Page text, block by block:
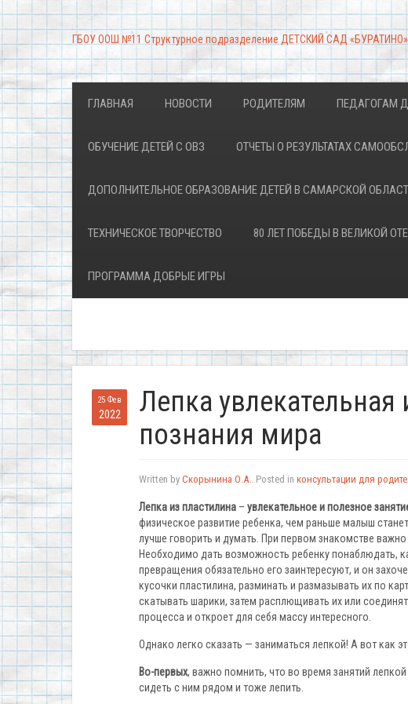
ГБОУ ООШ №11 Структурное подразделение ДЕТСКИЙ САД «БУРАТИНО»
ГЛАВНАЯ НОВОСТИ РОДИТЕЛЯМ ПЕДАГОГАМ
ОБУЧЕНИЕ ДЕТЕЙ С ОВЗ ОТЧЕТЫ О РЕЗУЛЬТАТАХ
ДОПОЛНИТЕЛЬНОЕ ОБРАЗОВАНИЕ ДЕТЕЙ В САМАРСКОЙ
ТЕХНИЧЕСКОЕ ТВОРЧЕСТВО 80 ЛЕТ ПОБЕДЫ В ВЕЛИКОЙ
ПРОГРАММА ДОБРЫЕ ИГРЫ
25 Фев
2022
Лепка увлекательная
познания мира
Written by Скорынина О.А.. Posted in консультации для
Лепка из пластилина – увлекательное и полезное
физическое развитие ребенка, чем раньше малыш
лучше говорить и думать. При первом знакомстве
Необходимо дать возможность ребенку понаблюдать,
превращения обязательно его заинтересуют, и он
кусочки пластилина, разминать и размазывать их по
скатывать шарики, затем расплющивать их или
процесса и откроет для себя массу интересного.
Однако легко сказать — заниматься лепкой! А вот как
Во-первых, важно помнить, что во время занятий
сидеть с ним рядом и тоже лепить.